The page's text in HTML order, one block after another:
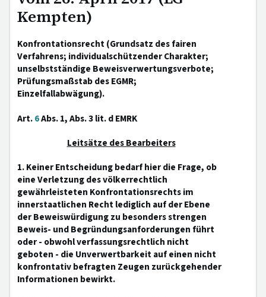
Kempten)
Konfrontationsrecht (Grundsatz des fairen
Verfahrens; individualschützender Charakter;
unselbstständige Beweisverwertungsverbote;
Prüfungsmaßstab des EGMR;
Einzelfallabwägung).
Art.6Abs. 1, Abs. 3 lit. d EMRK
Leitsätze des Bearbeiters
1. Keiner Entscheidung bedarf hier die Frage, ob
eine Verletzung des völkerrechtlich
gewährleisteten Konfrontationsrechts im
innerstaatlichen Recht lediglich auf der Ebene
der Beweiswürdigung zu besonders strengen
Beweis- und Begründungsanforderungen führt
oder - obwohl verfassungsrechtlich nicht
geboten - die Unverwertbarkeit auf einen nicht
konfrontativ befragten Zeugen zurückgehender
Informationen bewirkt.